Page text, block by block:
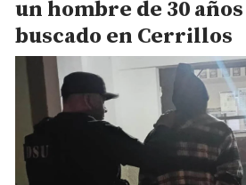
un hombre de 30
buscado en Cerrillos